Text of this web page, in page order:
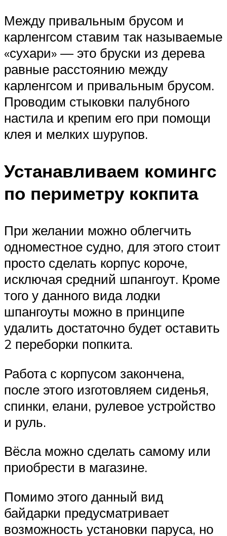
Между привальным брусом и
карленгсом ставим так называемые
«сухари» — это бруски из дерева
равные расстоянию между
карленгсом и привальным брусом.
Проводим стыковки палубного
настила и крепим его при помощи
клея и мелких шурупов.
Устанавливаем комингс
по периметру кокпита
При желании можно облегчить
одноместное судно, для этого стоит
просто сделать корпус короче,
исключая средний шпангоут. Кроме
того у данного вида лодки
шпангоуты можно в принципе
удалить достаточно будет оставить
2 переборки попкита.
Работа с корпусом закончена,
после этого изготовляем сиденья,
спинки, елани, рулевое устройство
и руль.
Вёсла можно сделать самому или
приобрести в магазине.
Помимо этого данный вид
байдарки предусматривает
возможность установки паруса, но